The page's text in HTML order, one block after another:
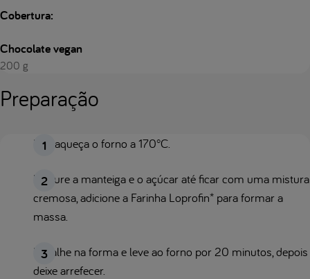
Cobertura:
Chocolate vegan
200 g
Preparação
Pré-aqueça o forno a 170°C.
Misture a manteiga e o açúcar até ficar com uma mistura
cremosa, adicione a Farinha Loprofin* para formar a
massa.
Espalhe na forma e leve ao forno por 20 minutos, depois
deixe arrefecer.